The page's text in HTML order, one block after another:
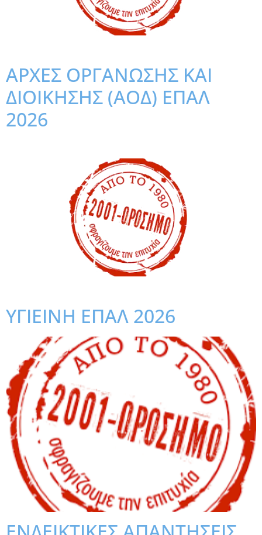
ΑΡΧΕΣ ΟΡΓΑΝΩΣΗΣ ΚΑΙ
ΔΙΟΙΚΗΣΗΣ (ΑΟΔ) ΕΠΑΛ
2026
ΥΓΙΕΙΝΗ ΕΠΑΛ 2026